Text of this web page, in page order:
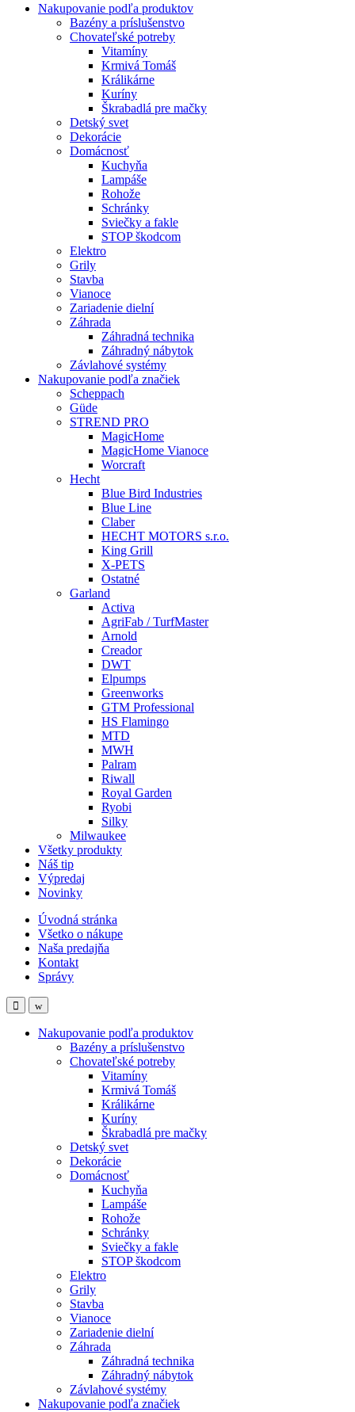
Nakupovanie podľa produktov
Bazény a príslušenstvo
Chovateľské potreby
Vitamíny
Krmivá Tomáš
Králikárne
Kuríny
Škrabadlá pre mačky
Detský svet
Dekorácie
Domácnosť
Kuchyňa
Lampáše
Rohože
Schránky
Sviečky a fakle
STOP škodcom
Elektro
Grily
Stavba
Vianoce
Zariadenie dielní
Záhrada
Záhradná technika
Záhradný nábytok
Závlahové systémy
Nakupovanie podľa značiek
Scheppach
Güde
STREND PRO
MagicHome
MagicHome Vianoce
Worcraft
Hecht
Blue Bird Industries
Blue Line
Claber
HECHT MOTORS s.r.o.
King Grill
X-PETS
Ostatné
Garland
Activa
AgriFab / TurfMaster
Arnold
Creador
DWT
Elpumps
Greenworks
GTM Professional
HS Flamingo
MTD
MWH
Palram
Riwall
Royal Garden
Ryobi
Silky
Milwaukee
Všetky produkty
Náš tip
Výpredaj
Novinky
Úvodná stránka
Všetko o nákupe
Naša predajňa
Kontakt
Správy
Nakupovanie podľa produktov
Bazény a príslušenstvo
Chovateľské potreby
Vitamíny
Krmivá Tomáš
Králikárne
Kuríny
Škrabadlá pre mačky
Detský svet
Dekorácie
Domácnosť
Kuchyňa
Lampáše
Rohože
Schránky
Sviečky a fakle
STOP škodcom
Elektro
Grily
Stavba
Vianoce
Zariadenie dielní
Záhrada
Záhradná technika
Záhradný nábytok
Závlahové systémy
Nakupovanie podľa značiek